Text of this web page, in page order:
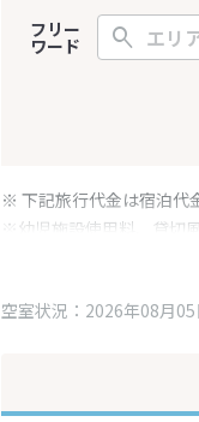
フリー
ワード
※ 下記旅行代金は宿泊代
※幼児施設使用料、貸切
空室状況：2026年08月